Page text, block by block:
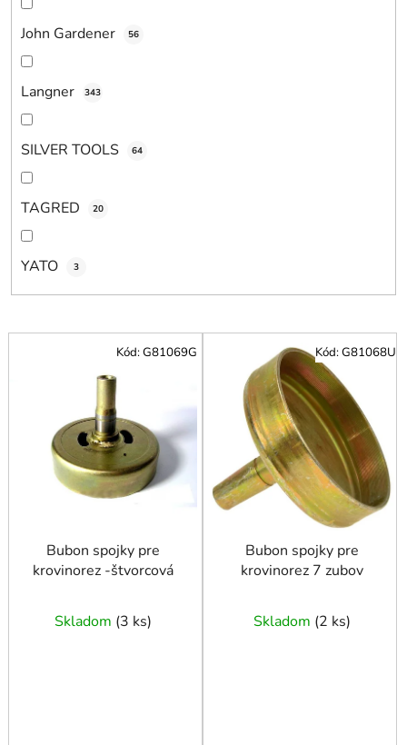
John Gardener 56
Langner 343
SILVER TOOLS 64
TAGRED 20
YATO 3
V
Bubon spojky pre
krovinorez -štvorcová
Skladom (3 ks)
Kód:G81069G
Bubon spojky pre
krovinorez 7 zubov
Skladom (2 ks)
Kód:G81068U